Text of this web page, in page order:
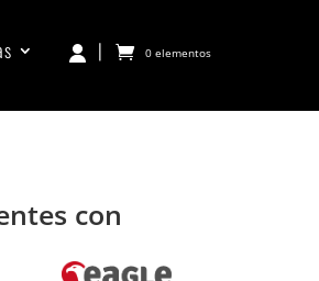
| 0 elementos
con